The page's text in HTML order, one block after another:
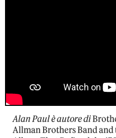
Alan Paul è autore di
Allman Brothers Band